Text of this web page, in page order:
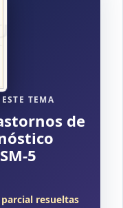
TEMA
de
5
resueltas